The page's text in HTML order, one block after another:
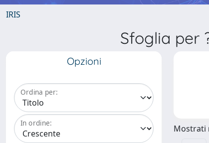
IRIS
Sfoglia per
Opzioni
Ordina per:
In ordine:
Mostrati